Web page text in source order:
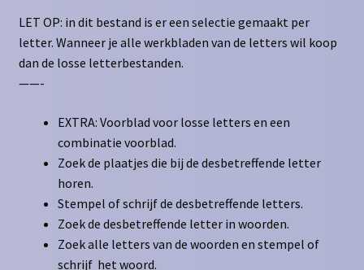
LET OP: in dit bestand is er een selectie gemaakt per
letter. Wanneer je alle werkbladen van de letters wil koop
dan de losse letterbestanden.
——-
EXTRA: Voorblad voor losse letters en een
combinatie voorblad.
Zoek de plaatjes die bij de desbetreffende letter
horen.
Stempel of schrijf de desbetreffende letters.
Zoek de desbetreffende letter in woorden.
Zoek alle letters van de woorden en stempel of
schrijf het woord.